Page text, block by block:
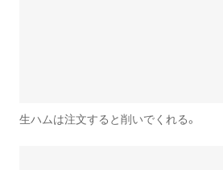
生ハムは注文すると削いでくれる。